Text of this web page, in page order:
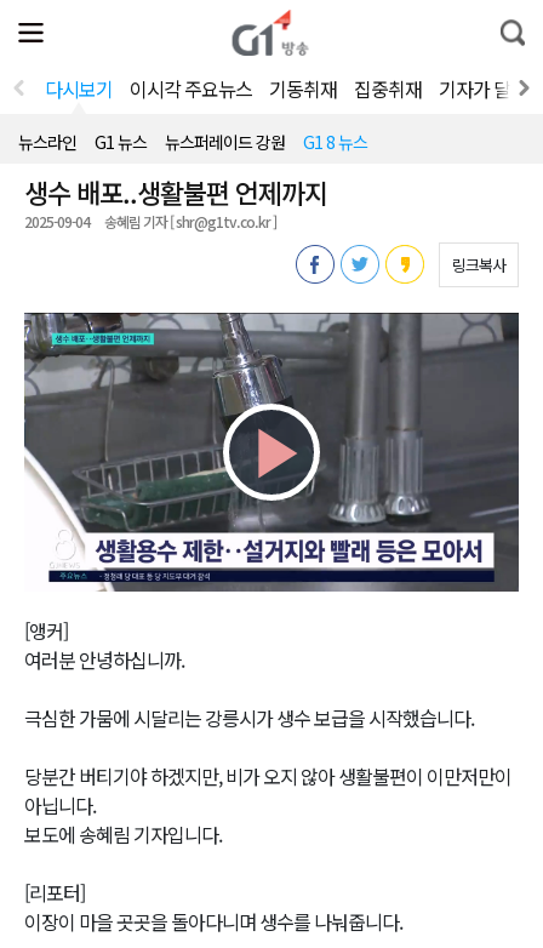
전
체
뉴
열
통
합
색
다시보기 이시각 주요뉴스 기동취재 집중취재 기자가 달려
뉴스라인 G1 뉴스 뉴스퍼레이드 강원 G1 8 뉴스
생수 배포..생활불편 언제까지
2025-09-04 송혜림 기자 [ shr@g1tv.co.kr ]
링크복사
Play
Video
[앵커]
여러분 안녕하십니까.
극심한 가뭄에 시달리는 강릉시가 생수 보급을 시작했습니다.
당분간 버티기야 하겠지만, 비가 오지 않아 생활불편이 이만저만이
아닙니다.
보도에 송혜림 기자입니다.
[리포터]
이장이 마을 곳곳을 돌아다니며 생수를 나눠줍니다.